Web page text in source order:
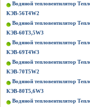
Водяной тепловентилятор
КЭВ-56Т4W2
Водяной тепловентилятор
КЭВ-60Т3,5W3
Водяной тепловентилятор
КЭВ-69Т4W3
Водяной тепловентилятор
КЭВ-70Т5W2
Водяной тепловентилятор
КЭВ-80Т5,6W3
Водяной тепловентилятор